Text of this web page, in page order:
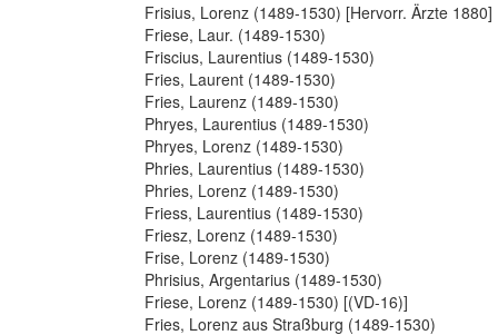
Frisius, Lorenz (1489-1530) [Hervorr. Ärzte 1880]
Friese, Laur. (1489-1530)
Friscius, Laurentius (1489-1530)
Fries, Laurent (1489-1530)
Fries, Laurenz (1489-1530)
Phryes, Laurentius (1489-1530)
Phryes, Lorenz (1489-1530)
Phries, Laurentius (1489-1530)
Phries, Lorenz (1489-1530)
Friess, Laurentius (1489-1530)
Friesz, Lorenz (1489-1530)
Frise, Lorenz (1489-1530)
Phrisius, Argentarius (1489-1530)
Friese, Lorenz (1489-1530) [(VD-16)]
Fries, Lorenz aus Straßburg (1489-1530)